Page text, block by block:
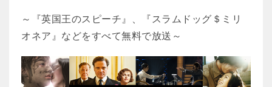
～『英国王のスピーチ』、『スラムドッグ＄ミリ
オネア』などをすべて無料で放送～